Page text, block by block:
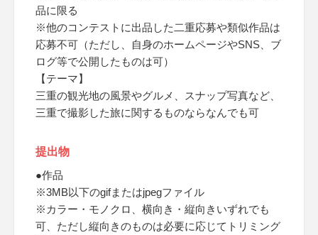
品に限る
※他のコンテストに出品した二重応募や類似作品は
応募不可（ただし、自身のホームページやSNS、ブ
ログ等で公開したものは可）
【テーマ】
三重の観光地の風景やグルメ、スナップ写真など、
三重で撮影した旅に関するものならなんでも可
提出物
●作品
※3MB以下のgifまたはjpegファイル
※カラー・モノクロ、横向き・縦向きいずれでも
可、ただし縦向きのものは必要に応じてトリミング